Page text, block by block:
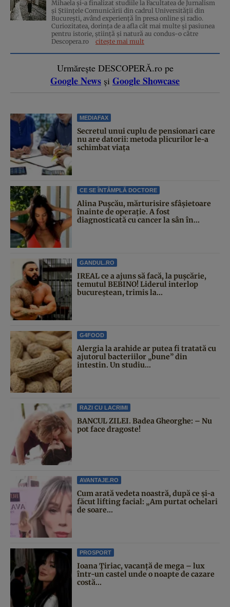
Mihaela și-a finalizat studiile la Facultatea de Jurnalism
și Științele Comunicării din cadrul Universității din
București, având experiență în presa online și radio.
Curiozitatea, dorința de a afla cât mai multe și pasiunea
pentru istorie, ştiinţă şi natură au condus-o către
Descopera.ro
citește mai mult
Urmărește DESCOPERĂ.ro pe
Google News și Google Showcase
MEDIAFAX
Secretul unui cuplu de pensionari care
nu are datorii: metoda plicurilor le-a
schimbat viața
CE SE ÎNTÂMPLĂ DOCTORE
Alina Pușcău, mărturisire sfâșietoare
înainte de operație. A fost
diagnosticată cu cancer la sân în...
GANDUL.RO
IREAL ce a ajuns să facă, la pușcărie,
temutul BEBINO! Liderul interlop
bucureștean, trimis la...
G4FOOD
Alergia la arahide ar putea fi tratată cu
ajutorul bacteriilor „bune” din
intestin. Un studiu...
RAZI CU LACRIMI
BANCUL ZILEI. Badea Gheorghe: – Nu
pot face dragoste!
AVANTAJE.RO
Cum arată vedeta noastră, după ce și-a
făcut lifting facial: „Am purtat ochelari
de soare...
PROSPORT
Ioana Țiriac, vacanță de mega – lux
într-un castel unde o noapte de cazare
costă...